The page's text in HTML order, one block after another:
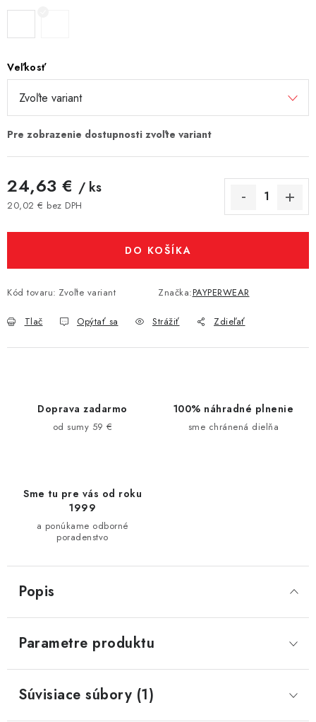
Veľkosť
24,63 € / ks
20,02 € bez DPH
DO KOŠÍKA
Kód tovaru: Zvoľte variant Značka:PAYPERWEAR
Tlač Opýtať sa Strážiť Zdieľať
Doprava zadarmo
od sumy 59 €
100% náhradné plnenie
sme chránená dielňa
Sme tu pre vás od roku
1999
a ponúkame odborné
poradenstvo
Popis
Parametre produktu
Súvisiace súbory (1)